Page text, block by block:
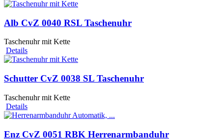
Alb CvZ 0040 RSL Taschenuhr
Taschenuhr mit Kette
Details
Schutter CvZ 0038 SL Taschenuhr
Taschenuhr mit Kette
Details
Enz CvZ 0051 RBK Herrenarmbanduhr